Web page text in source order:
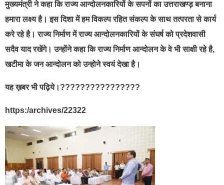
मुख्यमंत्री ने कहा कि राज्य आन्दोलनकारियों के सपनों का उत्तराखण्ड़ बनाना
हमारा लक्ष्य है। इस दिशा में हम विकल्प रहित संकल्प के साथ तत्परता से कार्य
करे रहे है। राज्य निर्माण में राज्य आन्दोलनकारियों के संघर्ष को प्रदेशवासी
सदैव याद रखेंगे। उन्होंने कहा कि राज्य निर्माण आन्दोलन के वे भी साक्षी रहे है,
खटीमा के जन आन्दोलन को उन्होने स्वयं देखा है।
यह ख़बर भी पढ़िये।????????????????
https:/archives/22322